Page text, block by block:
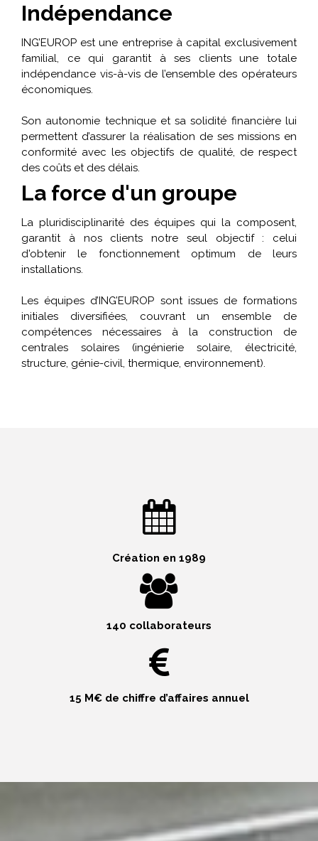
Indépendance
ING’EUROP est une entreprise à capital exclusivement
familial, ce qui garantit à ses clients une totale
indépendance vis-à-vis de l’ensemble des opérateurs
économiques.
Son autonomie technique et sa solidité financière lui
permettent d’assurer la réalisation de ses missions en
conformité avec les objectifs de qualité, de respect
des coûts et des délais.
La force d'un groupe
La pluridisciplinarité des équipes qui la composent,
garantit à nos clients notre seul objectif : celui
d'obtenir le fonctionnement optimum de leurs
installations.
Les équipes d’ING’EUROP sont issues de formations
initiales diversifiées, couvrant un ensemble de
compétences nécessaires à la construction de
centrales solaires (ingénierie solaire, électricité,
structure, génie-civil, thermique, environnement).
Création en 1989
140 collaborateurs
15 M€ de chiffre d’affaires annuel